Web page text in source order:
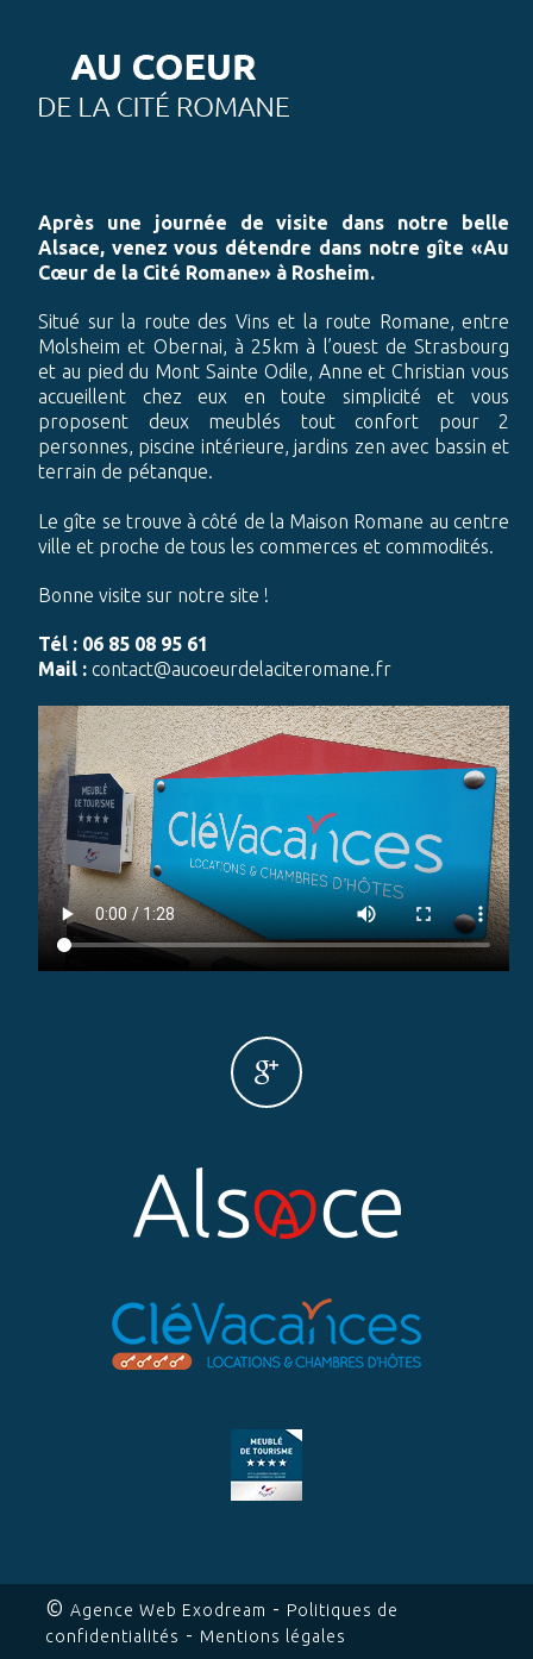
Après une journée de visite dans notre belle
Alsace, venez vous détendre dans notre gîte «Au
Cœur de la Cité Romane» à Rosheim.
Situé sur la route des Vins et la route Romane, entre
Molsheim et Obernai, à 25km à l’ouest de Strasbourg
et au pied du Mont Sainte Odile, Anne et Christian vous
accueillent chez eux en toute simplicité et vous
proposent deux meublés tout confort pour 2
personnes, piscine intérieure, jardins zen avec bassin et
terrain de pétanque.
Le gîte se trouve à côté de la Maison Romane au centre
ville et proche de tous les commerces et commodités.
Bonne visite sur notre site !
Tél : 06 85 08 95 61
Mail : contact@aucoeurdelaciteromane.fr
© Agence Web Exodream - Politiques de
confidentialités - Mentions légales